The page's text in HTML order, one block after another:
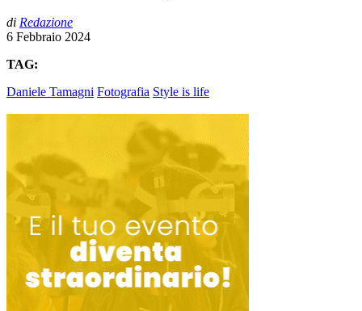
di Redazione
6 Febbraio 2024
TAG:
Daniele Tamagni Fotografia Style is life